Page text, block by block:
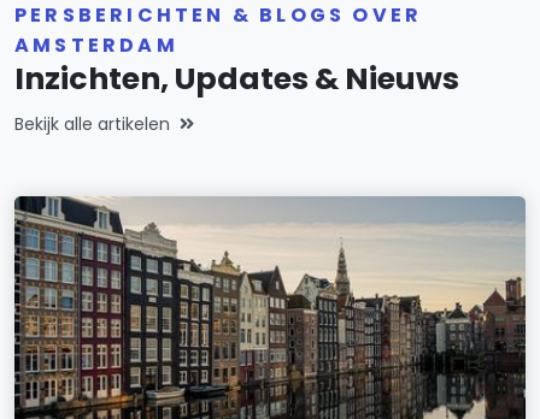
Jordaan
Kadoelen
K-buurt
Lutkemeer/Ookmeer
Middenmeer
Museumkwartier
Nellestein
PERSBERICHTEN & BLOGS OVER
AMSTERDAM
Inzichten, Updates & Nieuws
Bekijk alle artikelen